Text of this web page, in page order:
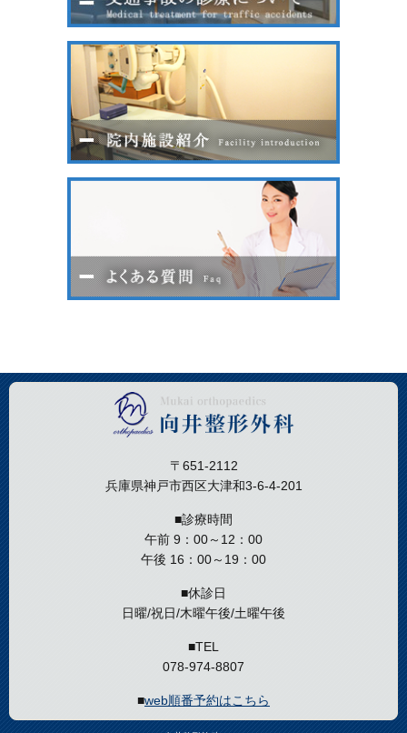
〒651-2112
兵庫県神戸市西区大津和3-6-4-201
■診療時間
午前 9：00～12：00
午後 16：00～19：00
■休診日
日曜/祝日/木曜午後/土曜午後
■TEL
078-974-8807
■web順番予約はこちら